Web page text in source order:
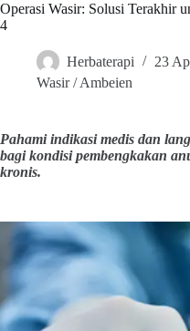
Operasi Wasir: Solusi Terakhir
4
Herbaterapi
23
Wasir / Ambeien
Pahami indikasi medis dan
bagi kondisi pembengkakan
kronis.